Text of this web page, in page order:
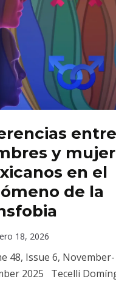
entre
y
en el
de la
18, 2026
Gallardo
48, Issue 6, November-
2025 Tecelli